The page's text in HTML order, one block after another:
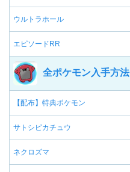
ウルトラホール
エピソードRR
全ポケモン入手方法
【配布】特典ポケモン
サトシピカチュウ
ネクロズマ